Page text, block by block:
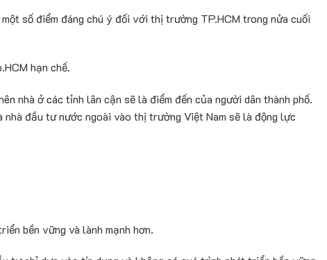
số điểm đáng chú ý đối với thị trường TP.HCM trong nửa cuối
hạn chế.
nhà ở các tỉnh lân cận sẽ là điểm đến của người dân thành phố.
đầu tư nước ngoài vào thị trường Việt Nam sẽ là động lực
bền vững và lành mạnh hơn.